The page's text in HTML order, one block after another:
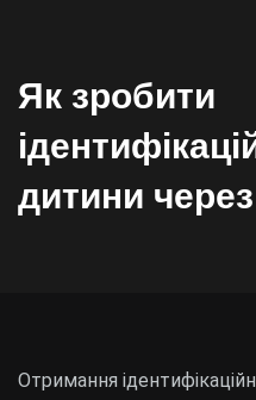
Як зробити
дитини
Отримання